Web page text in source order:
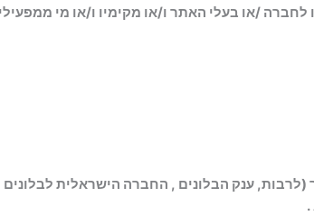
לחברה /או בעלי האתר ו/או מקימיו ו/או מי
(לרבות, ענק הבלונים , החברה הישראלית לבלונים